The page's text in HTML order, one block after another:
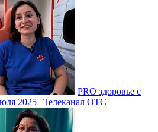
PRO здоровье с
2025 | Телеканал ОТС